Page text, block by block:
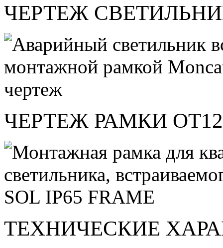
ЧЕРТЕЖ
ЧЕРТЕЖ РАМКИ
ТЕХНИЧЕСКИЕ